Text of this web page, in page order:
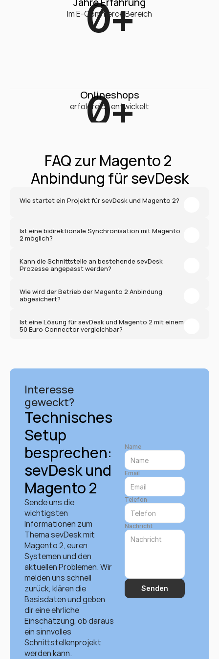
0+
Im E-Commerce Bereich
0+
Onlineshops
erfolgreich entwickelt
FAQ zur Magento 2
Anbindung für sevDesk
Wie startet ein Projekt für sevDesk und Magento 2?
Ist eine bidirektionale Synchronisation mit Magento
2 möglich?
Kann die Schnittstelle an bestehende sevDesk
Prozesse angepasst werden?
Wie wird der Betrieb der Magento 2 Anbindung
abgesichert?
Ist eine Lösung für sevDesk und Magento 2 mit einem
50 Euro Connector vergleichbar?
Interesse
geweckt?
Technisches
Setup
besprechen:
sevDesk und
Magento 2
Sende uns die
wichtigsten
Informationen zum
Thema sevDesk mit
Magento 2, euren
Systemen und den
aktuellen Problemen. Wir
melden uns schnell
zurück, klären die
Basisdaten und geben
dir eine ehrliche
Einschätzung, ob daraus
ein sinnvolles
Schnittstellenprojekt
werden kann.
Name
Email
Telefon
Nachricht
Senden